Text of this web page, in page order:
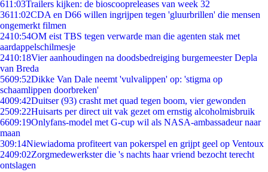
611:03Trailers kijken: de bioscoopreleases van week 32
3611:02CDA en D66 willen ingrijpen tegen 'gluurbrillen' die mensen
ongemerkt filmen
2410:54OM eist TBS tegen verwarde man die agenten stak met
aardappelschilmesje
2410:18Vier aanhoudingen na doodsbedreiging burgemeester Depla
van Breda
5609:52Dikke Van Dale neemt 'vulvalippen' op: 'stigma op
schaamlippen doorbreken'
4009:42Duitser (93) crasht met quad tegen boom, vier gewonden
2509:22Huisarts per direct uit vak gezet om ernstig alcoholmisbruik
6609:19Onlyfans-model met G-cup wil als NASA-ambassadeur naar
maan
309:14Niewiadoma profiteert van pokerspel en grijpt geel op Ventoux
2409:02Zorgmedewerkster die 's nachts haar vriend bezocht terecht
ontslagen